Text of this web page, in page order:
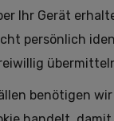
Ihr Gerät
persönlich
benötigen